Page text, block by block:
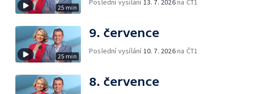
25 min
25 min
9. července
Poslední vysílání 10. 7. 2026na ČT1
8. července